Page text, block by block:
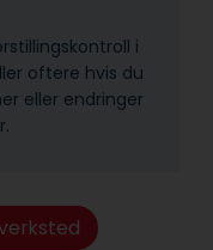
i
oftere hvis du
eller endringer